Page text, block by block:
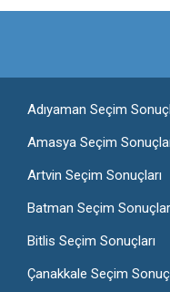
Adıyaman Seçim
Amasya Seçim
Artvin Seçim Sonuçları
Batman Seçim
Bitlis Seçim Sonuçları
Çanakkale Seçim